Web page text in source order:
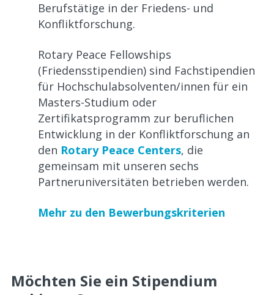
Berufstätige in der Friedens- und
Konfliktforschung.
Rotary Peace Fellowships
(Friedensstipendien) sind Fachstipendien
für Hochschulabsolventen/innen für ein
Masters-Studium oder
Zertifikatsprogramm zur beruflichen
Entwicklung in der Konfliktforschung an
den Rotary Peace Centers, die
gemeinsam mit unseren sechs
Partneruniversitäten betrieben werden.
Mehr zu den Bewerbungskriterien
Möchten Sie ein Stipendium